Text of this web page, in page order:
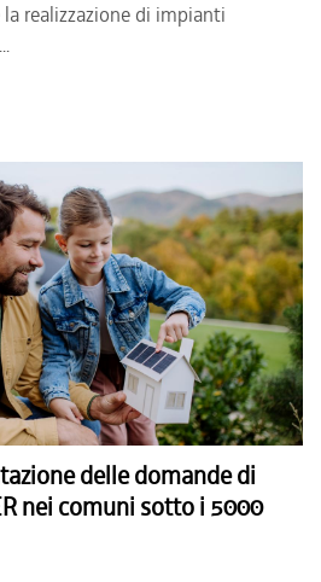
realizzazione di impianti
delle domande di
nei comuni sotto i 5000